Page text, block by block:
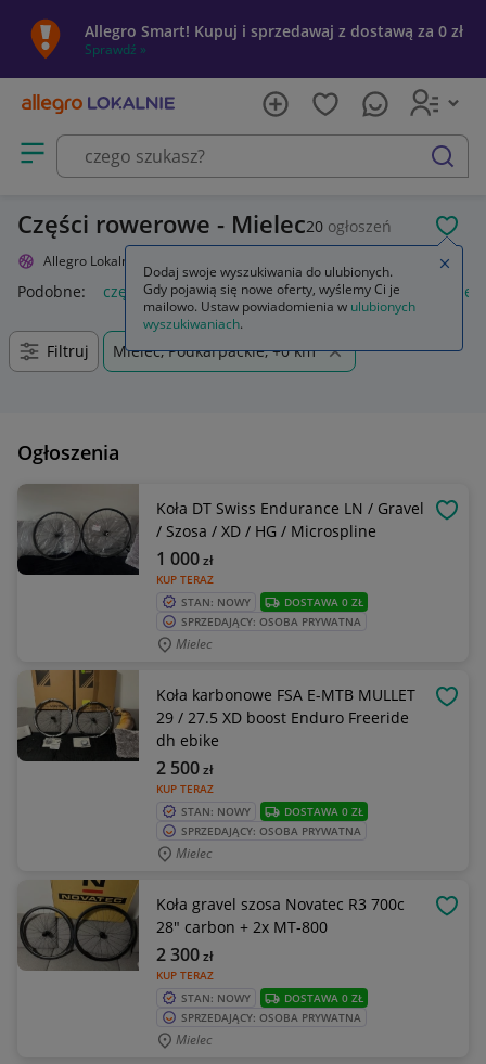
Allegro Smart! Kupuj i sprzedawaj z dostawą za 0 zł
Sprawdź »
Otwórz menu z kategoriami
szukaj
Części rowerowe - Mielec20 ogłoszeń
Allegro Lokalnie Części
Podobne: części części zamienne części montażowe
Filtruj Mielec, Podkarpackie, +0 km
Ogłoszenia
Koła DT Swiss Endurance LN / Gravel
/ Szosa / XD / HG / Microspline
KUP TERAZ
1 000zł
STAN: NOWY
DOSTAWA 0 ZŁ
SPRZEDAJĄCY: OSOBA PRYWATNA
Mielec
Koła karbonowe FSA E-MTB MULLET
29 / 27.5 XD boost Enduro Freeride
dh ebike
KUP TERAZ
2 500zł
STAN: NOWY
DOSTAWA 0 ZŁ
SPRZEDAJĄCY: OSOBA PRYWATNA
Mielec
Koła gravel szosa Novatec R3 700c
28" carbon + 2x MT-800
KUP TERAZ
2 300zł
STAN: NOWY
DOSTAWA 0 ZŁ
SPRZEDAJĄCY: OSOBA PRYWATNA
Mielec
Dodaj swoje wyszukiwania do ulubionych.
Gdy pojawią się nowe oferty, wyślemy Ci je
mailowo. Ustaw powiadomienia w ulubionych
wyszukiwaniach.